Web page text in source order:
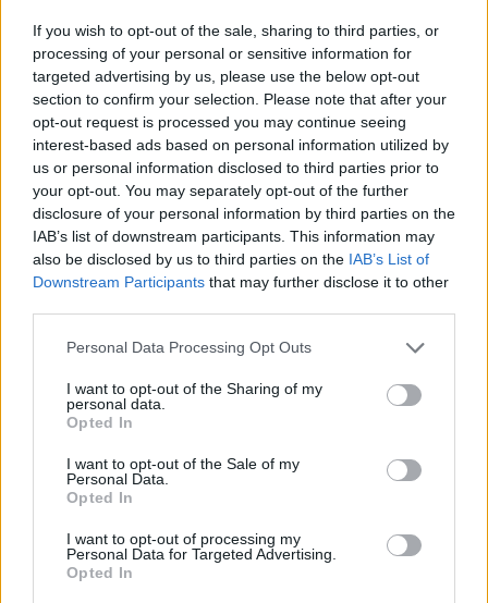
If you wish to opt-out of the sale, sharing to third parties, or
processing of your personal or sensitive information for
targeted advertising by us, please use the below opt-out
section to confirm your selection. Please note that after your
opt-out request is processed you may continue seeing
interest-based ads based on personal information utilized by
us or personal information disclosed to third parties prior to
your opt-out. You may separately opt-out of the further
disclosure of your personal information by third parties on the
IAB’s list of downstream participants. This information may
also be disclosed by us to third parties on the IAB’s List of
Downstream Participants that may further disclose it to other
Please note that this website/app uses one or more Google
not limited to your visit or usage behaviour. You may click to
grant or deny consent to Google and its third-party tags to
use your data for below specified purposes in below Google
consent section.
Personal Data Processing Opt Outs
I want to opt-out of the Sharing of my
personal data.
Opted In
I want to opt-out of the Sale of my
Personal Data.
Opted In
I want to opt-out of processing my
Personal Data for Targeted Advertising.
Opted In
AUTORE
AiAdhubMedia